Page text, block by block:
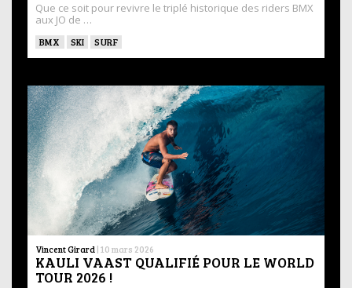
Que ce soit pour revivre le triplé historique des riders BMX
aux JO de …
BMX SKI SURF
Vincent Girard | 10 mars 2026
KAULI VAAST QUALIFIÉ POUR LE WORLD
TOUR 2026 !